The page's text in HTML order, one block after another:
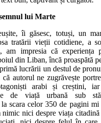
lui Marte
îi găsesc, totuși, un
tratării vieții cotidiene, a
am impresia că experiența
din Liban, încă proaspătă
lucrării un destul de
că autorul ne zugrăvește
arabi și creștini,
de viață urbană sub
scara celor 350 de pagini mi
nici despre viața